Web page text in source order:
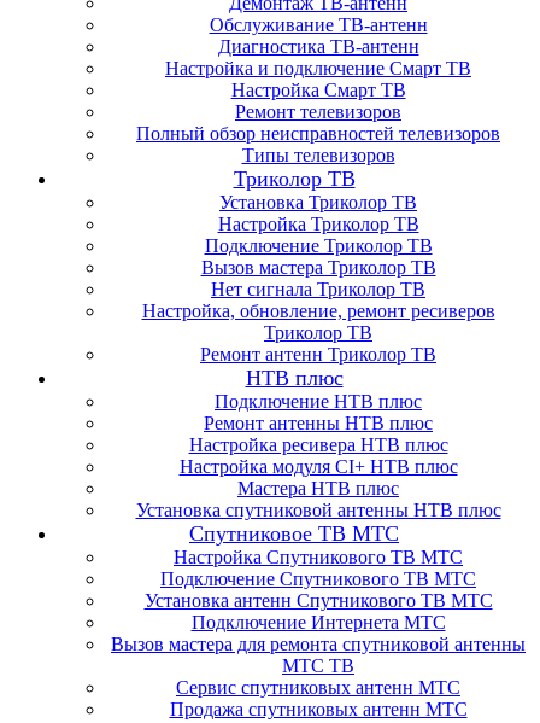
Обслуживание ТВ-антенн
Диагностика ТВ-антенн
Настройка и подключение Смарт ТВ
Настройка Смарт ТВ
Ремонт телевизоров
Полный обзор неисправностей телевизоров
Типы телевизоров
Триколор ТВ
Установка Триколор ТВ
Настройка Триколор ТВ
Подключение Триколор ТВ
Вызов мастера Триколор ТВ
Нет сигнала Триколор ТВ
Настройка, обновление, ремонт ресиверов
Триколор ТВ
Ремонт антенн Триколор ТВ
НТВ плюс
Подключение НТВ плюс
Ремонт антенны НТВ плюс
Настройка ресивера НТВ плюс
Настройка модуля CI+ НТВ плюс
Мастера НТВ плюс
Установка спутниковой антенны НТВ плюс
Спутниковое ТВ МТС
Настройка Спутникового ТВ МТС
Подключение Спутникового ТВ МТС
Установка антенн Спутникового ТВ МТС
Подключение Интернета МТС
Вызов мастера для ремонта спутниковой антенны
МТС ТВ
Сервис спутниковых антенн МТС
Продажа спутниковых антенн МТС